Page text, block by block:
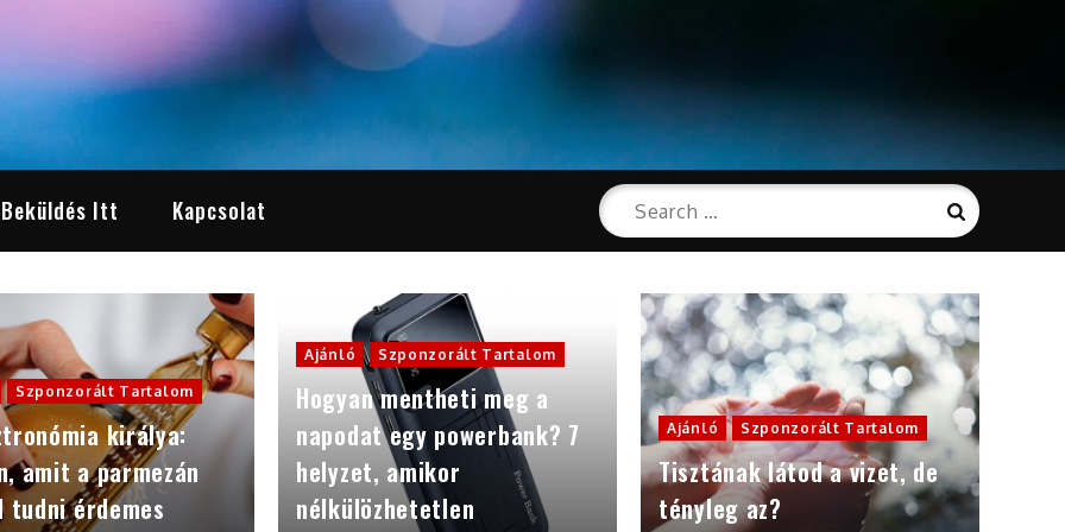
Itt Kapcsolat
Search
for:
Search
Szponzorált Tartalom
királya:
amit a parmezán
érdemes
Ajánló Szponzorált Tartalom
Hogyan mentheti meg a
napodat egy powerbank? 7
helyzet, amikor
nélkülözhetetlen
Ajánló Szponzorált Tartalom
Tisztának látod a vizet, de
tényleg az?